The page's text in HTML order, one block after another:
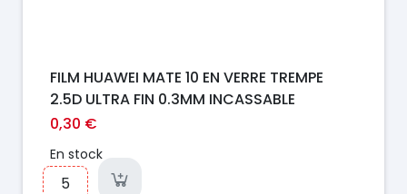
FILM HUAWEI MATE 10 EN VERRE TREMPE
2.5D ULTRA FIN 0.3MM INCASSABLE
0,30 €
En stock